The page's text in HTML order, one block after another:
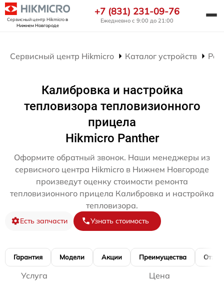
Сервисный центр Hikmicroв
Нижнем Новгороде
+7 (831) 231-09-76
Ежедневно с 9:00 до 21:00
Сервисный центр Hikmicro Каталог устройств
Калибровка и настройка
тепловизора тепловизионного
прицела
Hikmicro Panther
Оформите обратный звонок. Наши менеджеры из
сервисного центра Hikmicro в Нижнем Новгороде
произведут оценку стоимости ремонта
тепловизионного прицела Калибровка и настройка
тепловизора.
Есть запчасти Узнать стоимость
Гарантия Модели Акции Преимущества
Услуга Цена